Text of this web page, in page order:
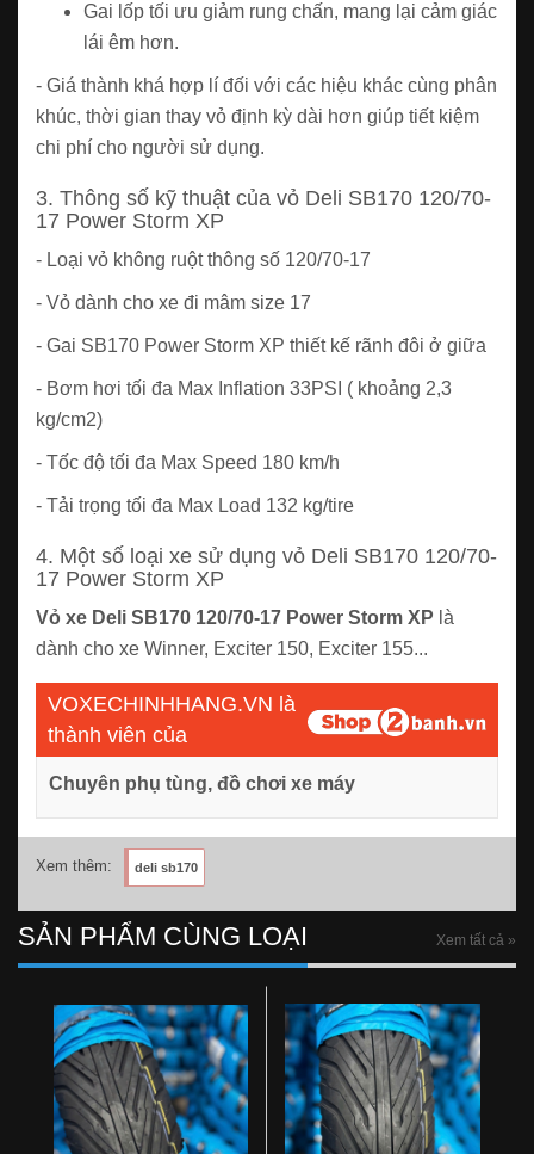
Gai lốp tối ưu giảm rung chấn, mang lại cảm giác
lái êm hơn.
- Giá thành khá hợp lí đối với các hiệu khác cùng phân
khúc, thời gian thay vỏ định kỳ dài hơn giúp tiết kiệm
chi phí cho người sử dụng.
3. Thông số kỹ thuật của vỏ Deli SB170 120/70-
17 Power Storm XP
- Loại vỏ không ruột thông số 120/70-17
- Vỏ dành cho xe đi mâm size 17
- Gai SB170 Power Storm XP thiết kế rãnh đôi ở giữa
- Bơm hơi tối đa Max Inflation 33PSI ( khoảng 2,3
kg/cm2)
- Tốc độ tối đa Max Speed 180 km/h
- Tải trọng tối đa Max Load 132 kg/tire
4. Một số loại xe sử dụng vỏ Deli SB170 120/70-
17 Power Storm XP
Vỏ xe Deli SB170 120/70-17 Power Storm XP là
dành cho xe Winner, Exciter 150, Exciter 155...
VOXECHINHHANG.VN là
thành viên của
Chuyên phụ tùng, đồ chơi xe máy
Xem thêm: deli sb170
SẢN PHẨM CÙNG LOẠI Xem tất cả »